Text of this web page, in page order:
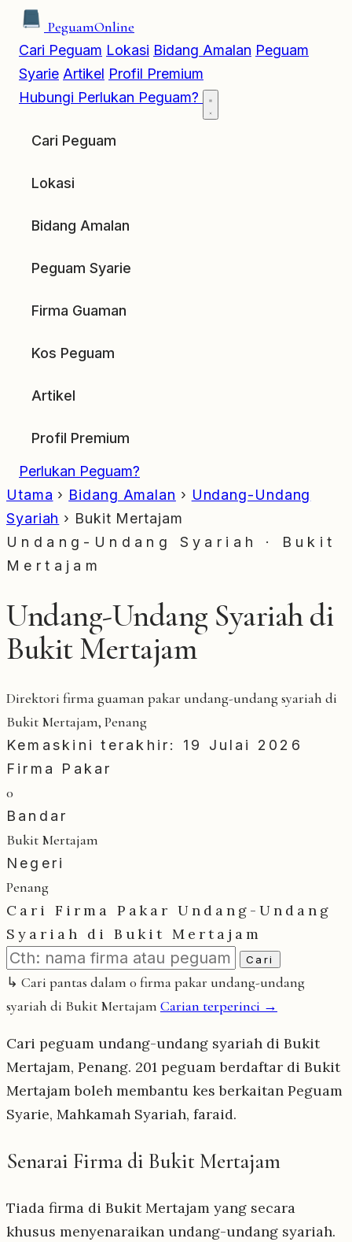
PeguamOnline
Cari Peguam Lokasi Bidang Amalan Peguam
Syarie Artikel Profil Premium
Hubungi Perlukan Peguam?
Cari Peguam
Lokasi
Bidang Amalan
Peguam Syarie
Firma Guaman
Kos Peguam
Artikel
Profil Premium
Perlukan Peguam?
Utama › Bidang Amalan › Undang-Undang
Syariah › Bukit Mertajam
Undang-Undang Syariah · Bukit
Mertajam
Undang-Undang Syariah di
Bukit Mertajam
Direktori firma guaman pakar undang-undang syariah di
Bukit Mertajam, Penang
Kemaskini terakhir: 19 Julai 2026
Firma Pakar
0
Bandar
Bukit Mertajam
Negeri
Penang
Cari Firma Pakar Undang-Undang
Syariah di Bukit Mertajam
Cari
↳ Cari pantas dalam 0 firma pakar undang-undang
syariah di Bukit Mertajam Carian terperinci →
Cari peguam undang-undang syariah di Bukit
Mertajam, Penang. 201 peguam berdaftar di Bukit
Mertajam boleh membantu kes berkaitan Peguam
Syarie, Mahkamah Syariah, faraid.
Senarai Firma di Bukit Mertajam
Tiada firma di Bukit Mertajam yang secara
khusus menyenaraikan undang-undang syariah.